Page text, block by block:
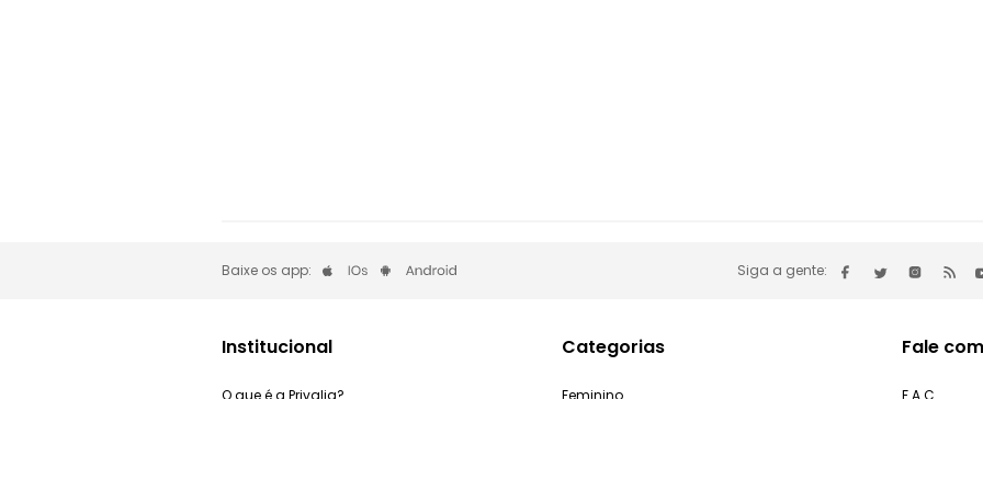
Baixe os app: Siga a gente:
Institucional
O que é a Privalia?
Categorias
Feminino
Fale
F.A.C